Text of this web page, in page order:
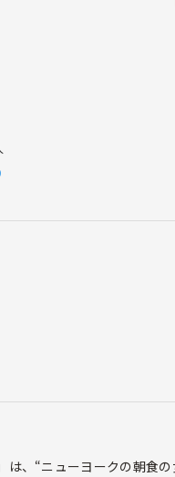
は、“ニューヨークの朝食